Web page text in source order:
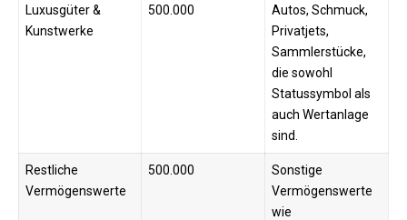
Luxusgüter &
Kunstwerke
500.000
Autos, Schmuck,
Privatjets,
Sammlerstücke,
die sowohl
Statussymbol als
auch Wertanlage
sind.
Restliche
Vermögenswerte
500.000
Sonstige
Vermögenswerte
wie